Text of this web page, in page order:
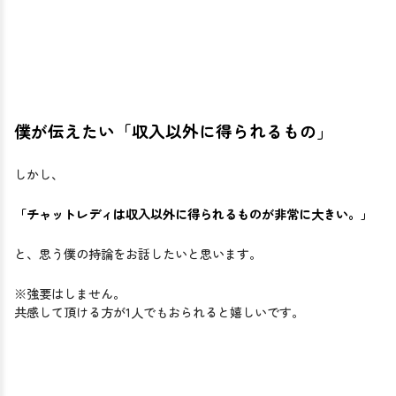
僕が伝えたい「収入以外に得られるもの」
しかし、
「チャットレディは収入以外に得られるものが非常に大きい。」
と、思う僕の持論をお話したいと思います。
※強要はしません。
共感して頂ける方が1人でもおられると嬉しいです。